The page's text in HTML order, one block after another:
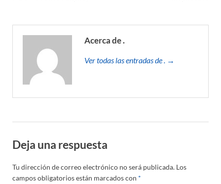
Acerca de .
Ver todas las entradas de . →
Deja una respuesta
Tu dirección de correo electrónico no será publicada. Los
campos obligatorios están marcados con *